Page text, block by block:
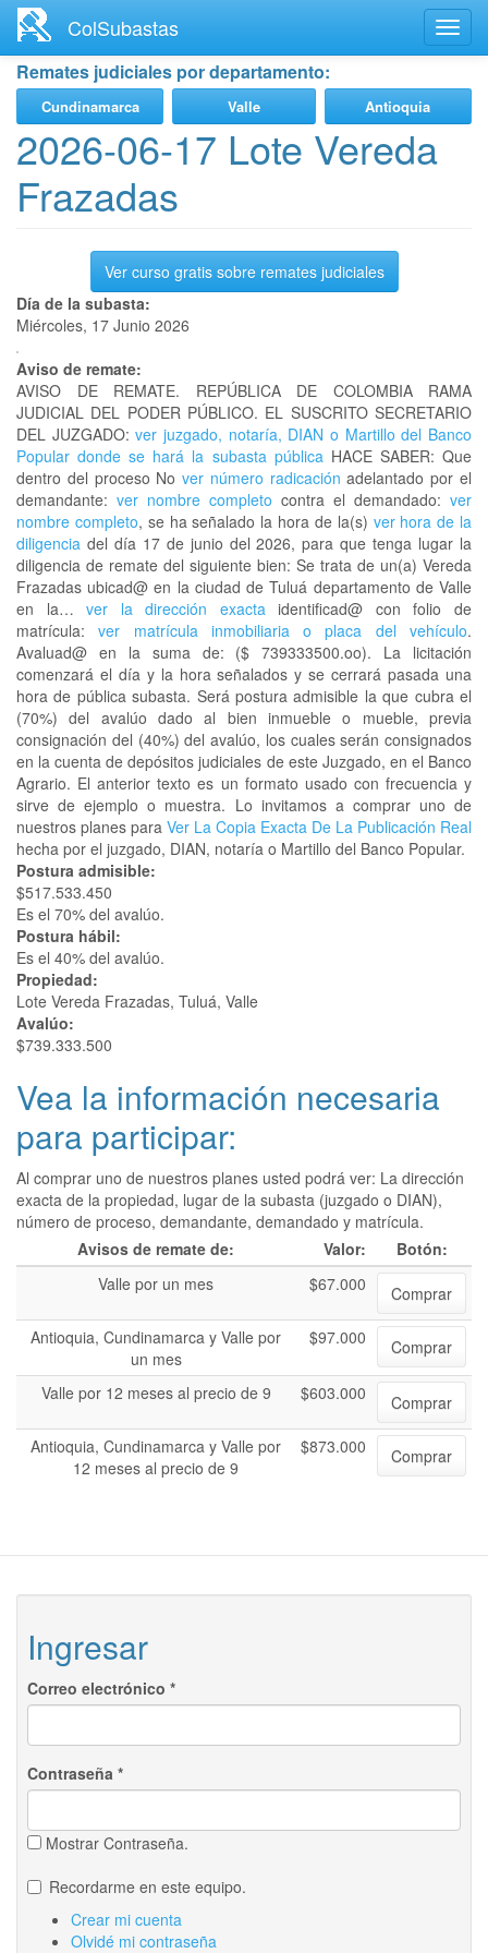
contenido
principal
ColSubastas
Remates judiciales por departamento:
Cundinamarca Valle Antioquia
2026-06-17 Lote Vereda
Frazadas
Ver curso gratis sobre remates judiciales
Día de la subasta:
Miércoles, 17 Junio 2026
Aviso de remate:
AVISO DE REMATE. REPÚBLICA DE COLOMBIA RAMA
JUDICIAL DEL PODER PÚBLICO. EL SUSCRITO SECRETARIO
DEL JUZGADO: ver juzgado, notaría, DIAN o Martillo del Banco
Popular donde se hará la subasta públicaHACE SABER: Que
dentro del proceso Nover número radicación adelantado por el
demandante: ver nombre completo contra el demandado: ver
nombre completo, se ha señalado la hora de la(s) ver hora de la
diligencia del día 17 de junio del 2026, para que tenga lugar la
diligencia de remate del siguiente bien: Se trata de un(a) Vereda
Frazadas ubicad@ en la ciudad de Tuluá departamento de Valle
en la…ver la dirección exactaidentificad@ con folio de
matrícula:ver matrícula inmobiliaria o placa del vehículo.
Avaluad@ en la suma de: ($ 739333500.oo). La licitación
comenzará el día y la hora señalados y se cerrará pasada una
hora de pública subasta. Será postura admisible la que cubra el
(70%) del avalúo dado al bien inmueble o mueble, previa
consignación del (40%) del avalúo, los cuales serán consignados
en la cuenta de depósitos judiciales de este Juzgado, en el Banco
Agrario. El anterior texto es un formato usado con frecuencia y
sirve de ejemplo o muestra. Lo invitamos a comprar uno de
nuestros planes para Ver La Copia Exacta De La Publicación Real
hecha por el juzgado, DIAN, notaría o Martillo del Banco Popular.
Postura admisible:
$517.533.450
Es el 70% del avalúo.
Postura hábil:
Es el 40% del avalúo.
Propiedad:
Lote Vereda Frazadas, Tuluá, Valle
Avalúo:
$739.333.500
Vea la información necesaria
para participar:
Al comprar uno de nuestros planes usted podrá ver: La dirección
exacta de la propiedad, lugar de la subasta (juzgado o DIAN),
número de proceso, demandante, demandado y matrícula.
Avisos de remate de:
Valor:
Botón:
Valle por un mes
$67.000
Comprar
Antioquia, Cundinamarca y Valle por
un mes
$97.000 Comprar
Valle por 12 meses al precio de 9 $603.000
Comprar
Antioquia, Cundinamarca y Valle por
12 meses al precio de 9
$873.000 Comprar
Ingresar
Correo electrónico *
Contraseña *
Mostrar Contraseña.
Recordarme en este equipo.
Crear mi cuenta
Olvidé mi contraseña